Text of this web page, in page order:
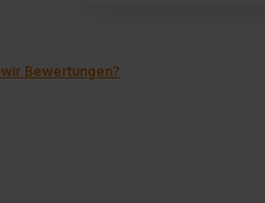
Bewertungen?